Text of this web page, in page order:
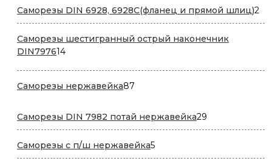
Саморезы DIN 6928, 6928С(фланец и прямой шлиц)2
Саморезы шестигранный острый наконечник
DIN79761414
Саморезы нержавейка87
Саморезы DIN 7982 потай нержавейка29
товаров
Саморезы с п/ш нержавейка55
товаров